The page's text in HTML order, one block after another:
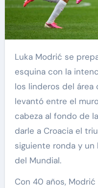
Luka Modrić se preparó para cobrar un tiro de
esquina con la
los linderos del área
levantó entre el
cabeza al fondo de
darle a Croacia el
siguiente ronda y un
del Mundial.
Con 40 años,